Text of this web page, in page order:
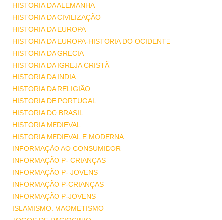
HISTORIA DA ALEMANHA
HISTORIA DA CIVILIZAÇÃO
HISTORIA DA EUROPA
HISTORIA DA EUROPA-HISTORIA DO OCIDENTE
HISTORIA DA GRECIA
HISTORIA DA IGREJA CRISTÃ
HISTORIA DA INDIA
HISTORIA DA RELIGIÃO
HISTORIA DE PORTUGAL
HISTORIA DO BRASIL
HISTORIA MEDIEVAL
HISTORIA MEDIEVAL E MODERNA
INFORMAÇÃO AO CONSUMIDOR
INFORMAÇÃO P- CRIANÇAS
INFORMAÇÃO P- JOVENS
INFORMAÇÃO P-CRIANÇAS
INFORMAÇÃO P-JOVENS
ISLAMISMO. MAOMETISMO